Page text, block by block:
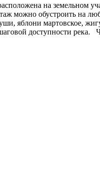
на земельном
можно обустроить на
яблони мартовское,
доступности